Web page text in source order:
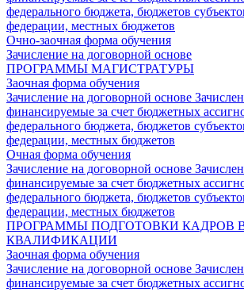
федерального бюджета, бюджетов
федерации, местных бюджетов
Очно-заочная форма обучения
Зачисление на договорной основе
ПРОГРАММЫ МАГИСТРАТУРЫ
Заочная форма обучения
Зачисление на договорной основе
финансируемые за счет бюджетных
федерального бюджета, бюджетов
федерации, местных бюджетов
Очная форма обучения
Зачисление на договорной основе
финансируемые за счет бюджетных
федерального бюджета, бюджетов
федерации, местных бюджетов
ПРОГРАММЫ ПОДГОТОВКИ КАДРОВ
КВАЛИФИКАЦИИ
Заочная форма обучения
Зачисление на договорной основе
финансируемые за счет бюджетных